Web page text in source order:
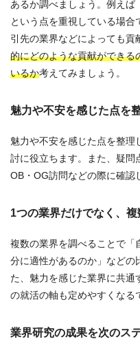
あるか調べましょう。例えば
という点を重視している場合
引先の業界などによっても貢
的にどのような貢献ができる
いるか考えてみましょう。
魅力や不安を感じた点を
魅力や不安を感じた点を整理
討に役立ちます。また、疑問
OB・OG訪問などの際に確認
1つの業界だけでなく、
複数の業界を調べることで「
分に適性があるのか」などの
た、魅力を感じた業界に共
の就活の軸も定めやすくなる
業界研究の成果を次のス